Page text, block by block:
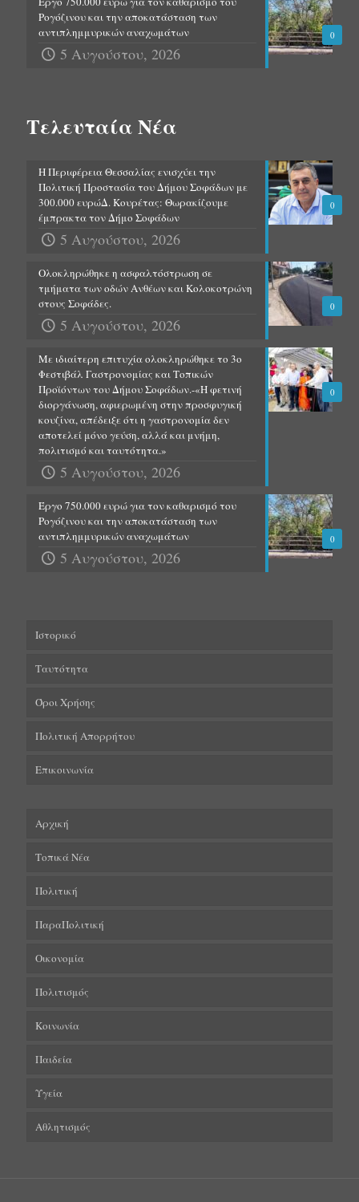
0
Ρογόζινου και την αποκατάσταση των
αντιπλημμυρικών αναχωμάτων
5 Αυγούστου, 2026
Τελευταία Νέα
0
Η Περιφέρεια Θεσσαλίας ενισχύει την
Πολιτική Προστασία του Δήμου Σοφάδων με
300.000 ευρώΔ. Κουρέτας: Θωρακίζουμε
έμπρακτα τον Δήμο Σοφάδων
5 Αυγούστου, 2026
0
Ολοκληρώθηκε η ασφαλτόστρωση σε
τμήματα των οδών Ανθέων και Κολοκοτρώνη
στους Σοφάδες.
5 Αυγούστου, 2026
0
Με ιδιαίτερη επιτυχία ολοκληρώθηκε το 3ο
Φεστιβάλ Γαστρονομίας και Τοπικών
Προϊόντων του Δήμου Σοφάδων.-«Η φετινή
διοργάνωση, αφιερωμένη στην προσφυγική
κουζίνα, απέδειξε ότι η γαστρονομία δεν
αποτελεί μόνο γεύση, αλλά και μνήμη,
πολιτισμό και ταυτότητα.»
5 Αυγούστου, 2026
0
Έργο 750.000 ευρώ για τον καθαρισμό του
Ρογόζινου και την αποκατάσταση των
αντιπλημμυρικών αναχωμάτων
5 Αυγούστου, 2026
Ιστορικό
Ταυτότητα
Όροι Χρήσης
Πολιτική Απορρήτου
Επικοινωνία
Αρχική
Τοπικά Νέα
Πολιτική
ΠαραΠολιτική
Οικονομία
Πολιτισμός
Κοινωνία
Παιδεία
Υγεία
Αθλητισμός